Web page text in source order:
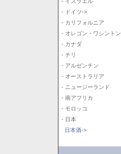
- ドイツ->
- カリフォルニア
- オレゴン・ワシントン
- カナダ
- チリ
- アルゼンチン
- オーストラリア
- ニュージーランド
- 南アフリカ
- モロッコ
- 日本
日本酒->